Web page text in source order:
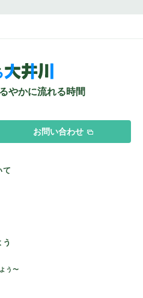
やかに流れる時間
お問い合わせ
て
う〜